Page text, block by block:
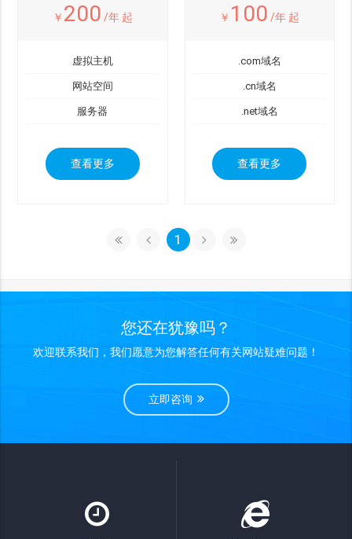
￥ 200 /年 起
虚拟主机
网站空间
服务器
查看更多
￥ 100 /年 起
.com域名
.cn域名
.net域名
查看更多
1
您还在犹豫吗？
欢迎联系我们，我们愿意为您解答任何有关网站疑难问题！
立即咨询